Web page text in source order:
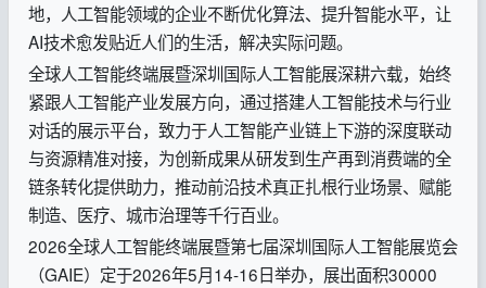
地，人工智能领域的企业不断优化算法、提升智能水平，让
AI技术愈发贴近人们的生活，解决实际问题。
全球人工智能终端展暨深圳国际人工智能展深耕六载，始终
紧跟人工智能产业发展方向，通过搭建人工智能技术与行业
对话的展示平台，致力于人工智能产业链上下游的深度联动
与资源精准对接，为创新成果从研发到生产再到消费端的全
链条转化提供助力，推动前沿技术真正扎根行业场景、赋能
制造、医疗、城市治理等千行百业。
2026全球人工智能终端展暨第七届深圳国际人工智能展览会
（GAIE）定于2026年5月14-16日举办，展出面积30000